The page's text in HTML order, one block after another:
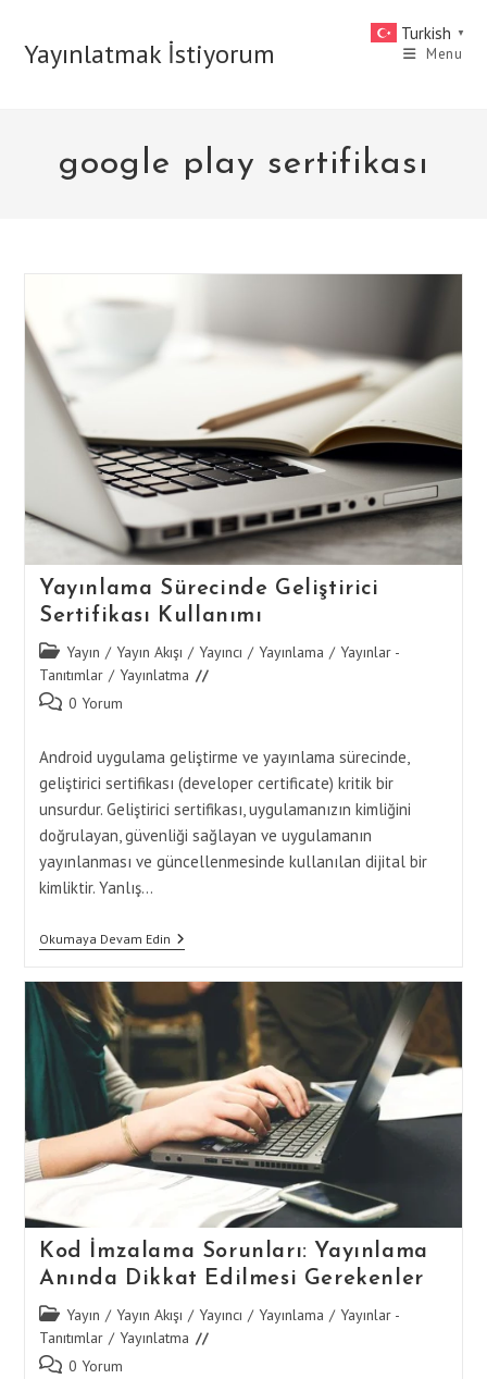
contentYayınlatmak İstiyorum Menu
google play sertifikası
Yayınlama Sürecinde Geliştirici
Sertifikası Kullanımı
Post
category:
Yayın / Yayın Akışı / Yayıncı / Yayınlama / Yayınlar -
Tanıtımlar / Yayınlatma
Post 0 Yorum
Android uygulama geliştirme ve yayınlama sürecinde,
geliştirici sertifikası (developer certificate) kritik bir
unsurdur. Geliştirici sertifikası, uygulamanızın kimliğini
doğrulayan, güvenliği sağlayan ve uygulamanın
yayınlanması ve güncellenmesinde kullanılan dijital bir
kimliktir. Yanlış…
Okumaya Devam EdinYayınlama
Sertifikası
Kullanımı
Kod İmzalama Sorunları: Yayınlama
Anında Dikkat Edilmesi Gerekenler
Post
category:
Yayın / Yayın Akışı / Yayıncı / Yayınlama / Yayınlar -
Tanıtımlar / Yayınlatma
Post 0 Yorum
Turkish ▼